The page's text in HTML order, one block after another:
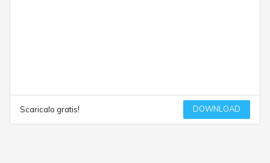
Scaricalo gratis! DOWNLOAD